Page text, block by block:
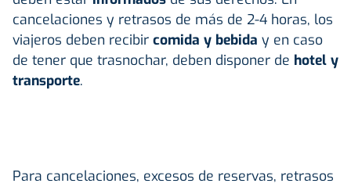
cancelaciones y retrasos de más de 2-4 horas, los
viajeros deben recibir comida y bebida y en caso
de tener que trasnochar, deben disponer de hotel y
transporte.
Para cancelaciones, excesos de reservas, retrasos